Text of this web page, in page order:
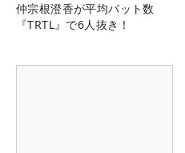
仲宗根澄香が平均パット数
『TRTL』で6人抜き！